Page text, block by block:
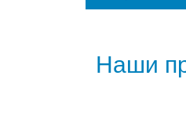
Наши